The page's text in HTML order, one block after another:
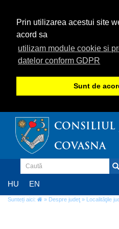
Prin utilizarea acestui site
acord sa
utilizam module cookie si
datelor conform GDPR
Sunt de
CONSILIUL
COVASNA
HU EN
Sunteți aici: » Despre judeţ » Localităţile